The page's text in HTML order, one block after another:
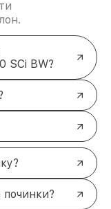
SCi BW?
починки?